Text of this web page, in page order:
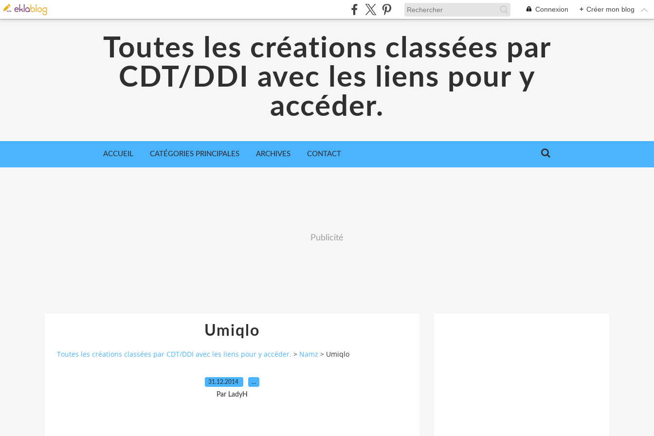
Connexion + Créer mon blog
Toutes les créations classées par
CDT/DDI avec les liens pour y
accéder.
ACCUEIL CATÉGORIES PRINCIPALES ARCHIVES CONTACT
Publicité
Umiqlo
Toutes les créations classées par CDT/DDI avec les liens pour y accéder. > Namz > Umiqlo
31.12.2014 …
Par LadyH